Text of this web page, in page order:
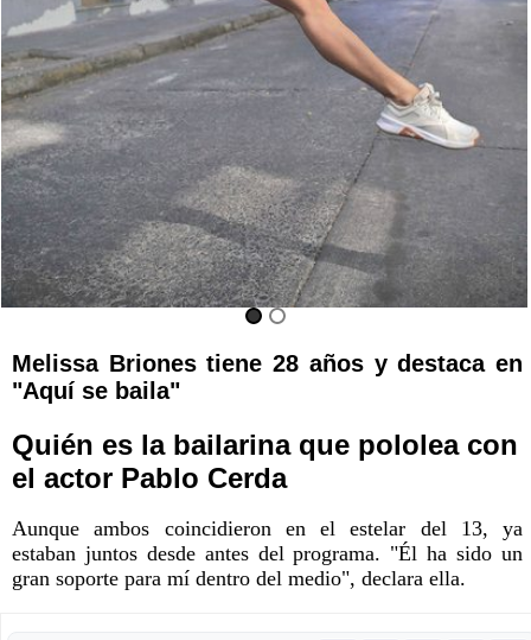
Melissa Briones tiene 28 años y destaca en
"Aquí se baila"
Quién es la bailarina que pololea con
el actor Pablo Cerda
Aunque ambos coincidieron en el estelar del 13, ya
estaban juntos desde antes del programa. "Él ha sido un
gran soporte para mí dentro del medio", declara ella.